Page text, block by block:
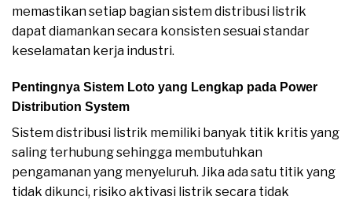
memastikan setiap bagian sistem distribusi listrik
dapat diamankan secara konsisten sesuai standar
keselamatan kerja industri.
Pentingnya Sistem Loto yang Lengkap pada Power
Distribution System
Sistem distribusi listrik memiliki banyak titik kritis yang
saling terhubung sehingga membutuhkan
pengamanan yang menyeluruh. Jika ada satu titik yang
tidak dikunci, risiko aktivasi listrik secara tidak